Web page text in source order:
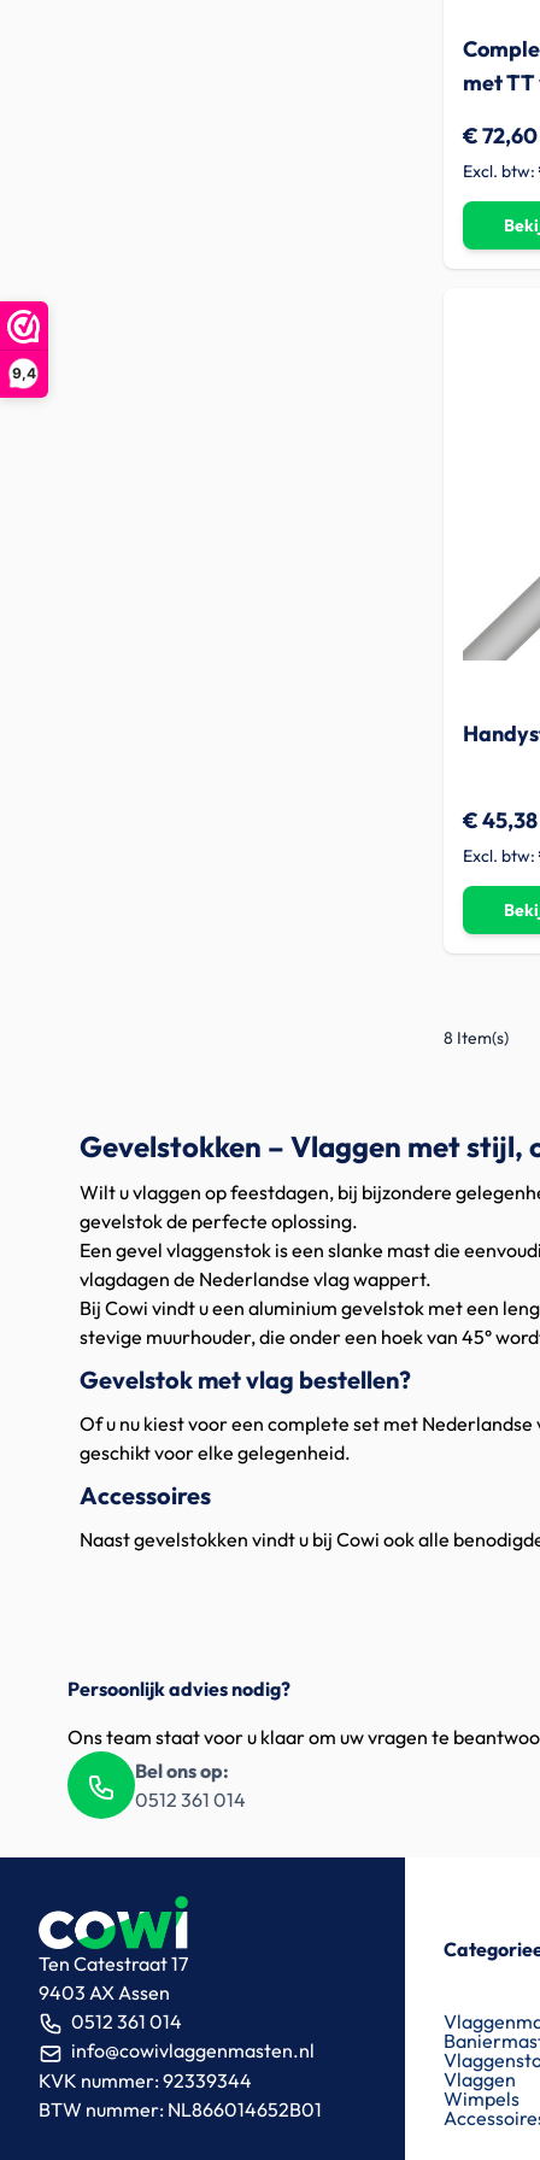
9,4
met
€ 72,60
€ 45,38
8 Item(s)
Gevelstokken – Vlaggen met stijl,
Wilt u vlaggen op feestdagen, bij bijzondere
gevelstok de perfecte oplossing.
Een gevel vlaggenstok is een slanke mast die
vlagdagen de Nederlandse vlag wappert.
Bij Cowi vindt u een aluminium gevelstok met een
stevige muurhouder, die onder een hoek van 45°
Gevelstok met vlag bestellen?
Of u nu kiest voor een complete set met
geschikt voor elke gelegenheid.
Accessoires
Naast gevelstokken vindt u bij Cowi ook alle
Persoonlijk advies nodig?
Ons team staat voor u klaar om uw vragen te
Bel ons op:
0512 361 014
Ten Catestraat 17
9403 AX Assen
0512 361 014
info@cowivlaggenmasten.nl
KVK nummer: 92339344
BTW nummer: NL866014652B01
Vlaggen
Wimpels